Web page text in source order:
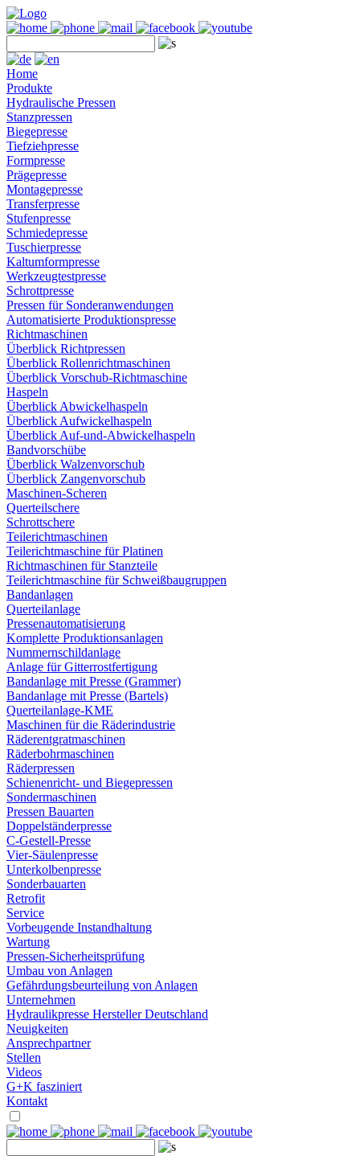
Home
Produkte
Hydraulische Pressen
Stanzpressen
Biegepresse
Tiefziehpresse
Formpresse
Prägepresse
Montagepresse
Transferpresse
Stufenpresse
Schmiedepresse
Tuschierpresse
Kaltumformpresse
Werkzeugtestpresse
Schrottpresse
Pressen für Sonderanwendungen
Automatisierte Produktionspresse
Richtmaschinen
Überblick Richtpressen
Überblick Rollenrichtmaschinen
Überblick Vorschub-Richtmaschine
Haspeln
Überblick Abwickelhaspeln
Überblick Aufwickelhaspeln
Überblick Auf-und-Abwickelhaspeln
Bandvorschübe
Überblick Walzenvorschub
Überblick Zangenvorschub
Maschinen-Scheren
Querteilschere
Schrottschere
Teilerichtmaschinen
Teilerichtmaschine für Platinen
Richtmaschinen für Stanzteile
Teilerichtmaschine für Schweißbaugruppen
Bandanlagen
Querteilanlage
Pressenautomatisierung
Komplette Produktionsanlagen
Nummernschildanlage
Anlage für Gitterrostfertigung
Bandanlage mit Presse (Grammer)
Bandanlage mit Presse (Bartels)
Querteilanlage-KME
Maschinen für die Räderindustrie
Räderentgratmaschinen
Räderbohrmaschinen
Räderpressen
Schienenricht- und Biegepressen
Sondermaschinen
Pressen Bauarten
Doppelständerpresse
C-Gestell-Presse
Vier-Säulenpresse
Unterkolbenpresse
Sonderbauarten
Retrofit
Service
Vorbeugende Instandhaltung
Wartung
Pressen-Sicherheitsprüfung
Umbau von Anlagen
Gefährdungsbeurteilung von Anlagen
Unternehmen
Hydraulikpresse Hersteller Deutschland
Neuigkeiten
Ansprechpartner
Stellen
Videos
G+K fasziniert
Kontakt